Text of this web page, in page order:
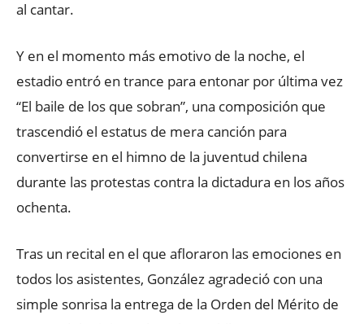
al cantar.
Y en el momento más emotivo de la noche, el
estadio entró en trance para entonar por última vez
“El baile de los que sobran”, una composición que
trascendió el estatus de mera canción para
convertirse en el himno de la juventud chilena
durante las protestas contra la dictadura en los años
ochenta.
Tras un recital en el que afloraron las emociones en
todos los asistentes, González agradeció con una
simple sonrisa la entrega de la Orden del Mérito de